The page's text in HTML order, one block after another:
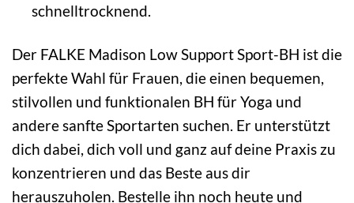
schnelltrocknend.
Der FALKE Madison Low Support Sport-BH ist die
perfekte Wahl für Frauen, die einen bequemen,
stilvollen und funktionalen BH für Yoga und
andere sanfte Sportarten suchen. Er unterstützt
dich dabei, dich voll und ganz auf deine Praxis zu
konzentrieren und das Beste aus dir
herauszuholen. Bestelle ihn noch heute und